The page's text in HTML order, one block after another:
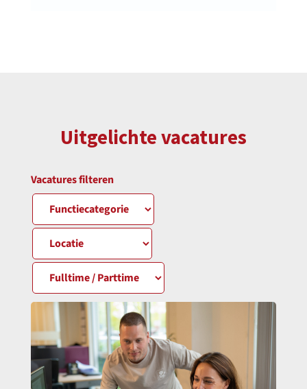
Uitgelichte vacatures
Vacatures filteren